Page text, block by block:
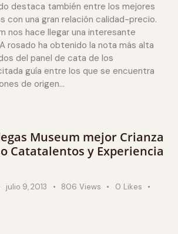
destaca también entre los mejores
con una gran relación calidad-precio.
nos hace llegar una interesante
rosado ha obtenido la nota más alta
del panel de cata de los
guía entre los que se encuentra
de origen…
Museum mejor Crianza
Catatalentos y Experiencia
julio 9, 2013 806 Views 0 Likes